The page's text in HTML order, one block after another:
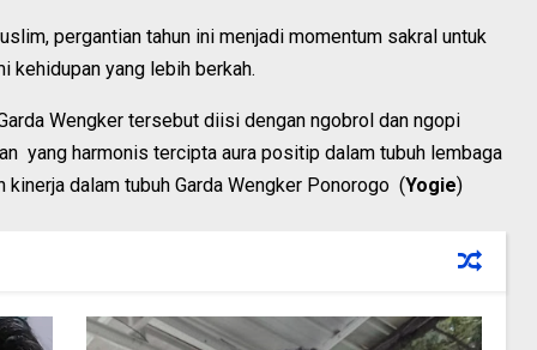
pergantian tahun ini menjadi momentum sakral untuk
kehidupan yang lebih berkah.
Wengker tersebut diisi dengan ngobrol dan ngopi
yang harmonis tercipta aura positip dalam tubuh lembaga
dalam tubuh Garda Wengker Ponorogo (Yogie)